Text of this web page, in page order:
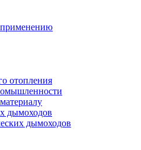
отопления
дымоходов
дымоходов